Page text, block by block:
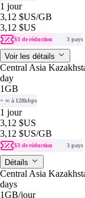
1 jour
3,12 $US/GB
3,12 $US
$3 de réduction 3 pays
Voir les détails
Central Asia
day
1GB
+ ∞ à 128kbps
1 jour
3,12 $US
3,12 $US/GB
$3 de réduction 3 pays
Détails
Central Asia
days
1GB/jour